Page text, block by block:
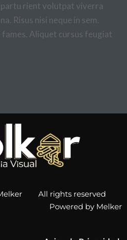
partu rient volutpat viverra
Risus nisi neque in sem.
fames. Aliquet cursus feugiat
Melker All rights reserved
Powered by Melker